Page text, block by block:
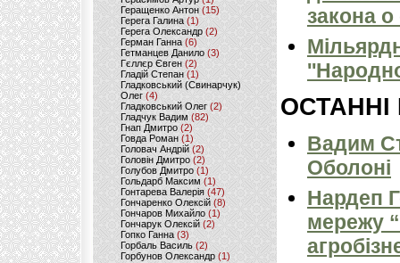
Геращенко Антон(15)
Герега Галина (1)
Герега Олександр (2)
Герман Ганна (6)
Гетманцев Данило (3)
Гєллєр Євген (2)
Гладій Степан(1)
Гладковський (Свинарчук)
Олег (4)
Гладковський Олег (2)
Гладчук Вадим (82)
Гнап Дмитро (2)
Говда Роман(1)
Головач Андрій (2)
Головін Дмитро (2)
Голубов Дмитро (1)
Гольдарб Максим(1)
Гонтарева Валерія (47)
Гончаренко Олексій(8)
Гончаров Михайло (1)
Гончарук Олексій (2)
Гопко Ганна (3)
Горбаль Василь (2)
Горбунов Олександр (1)
закона
ОСТАННІ
Вадим
Оболоні
Нардеп
мережу